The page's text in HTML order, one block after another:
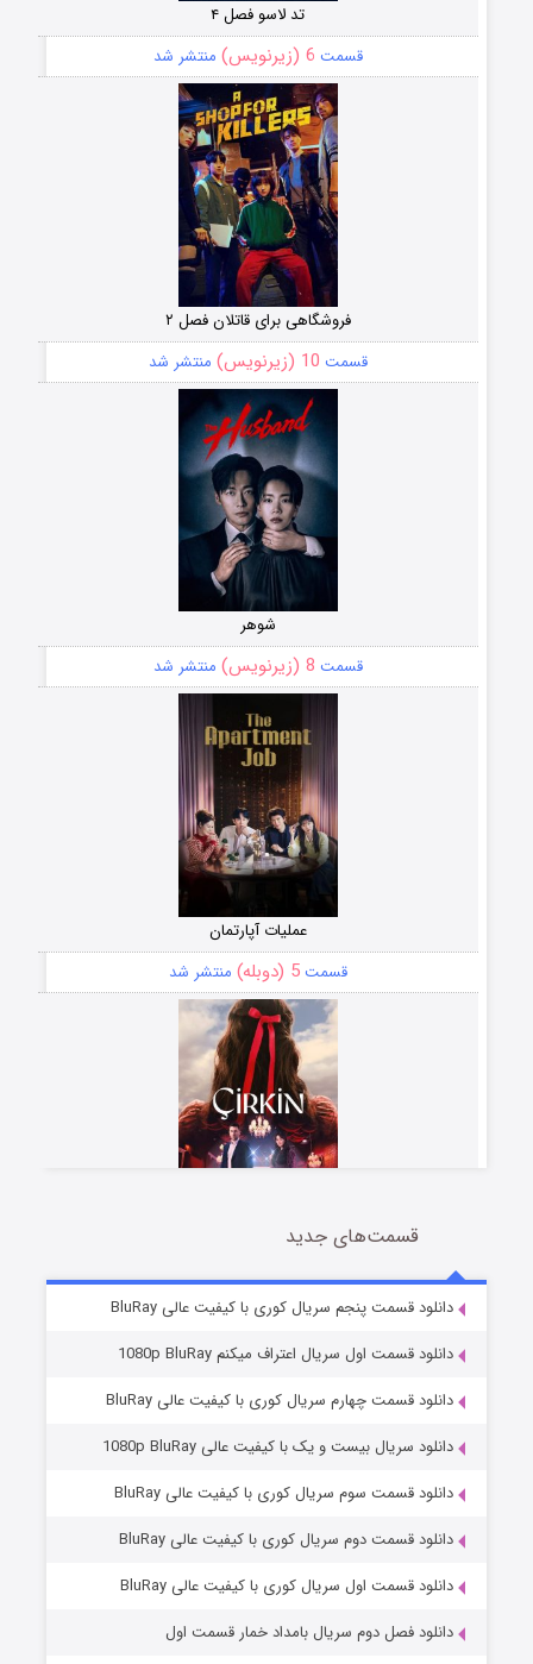
تد لاسو فصل ۴
قسمت 6 (زیرنویس) منتشر شد
فروشگاهی برای قاتلان فصل ۲
قسمت 10 (زیرنویس) منتشر شد
شوهر
قسمت 8 (زیرنویس) منتشر شد
عملیات آپارتمان
قسمت5 (دوبله) منتشر شد
سریال زشت
قسمت2 (زیرنویس) منتشر شد
مردگان متحرک: شهر مرده ۳
قسمت2 (زیرنویس) منتشر شد
قسمت‌های جدید
دانلود قسمت پنجم سریال کوری با کیفیت عالی BluRay
دانلود قسمت اول سریال اعتراف میکنم 1080p BluRay
دانلود قسمت چهارم سریال کوری با کیفیت عالی BluRay
دانلود سریال بیست و یک با کیفیت عالی 1080p BluRay
دانلود قسمت سوم سریال کوری با کیفیت عالی BluRay
دانلود قسمت دوم سریال کوری با کیفیت عالی BluRay
دانلود قسمت اول سریال کوری با کیفیت عالی BluRay
دانلود فصل دوم سریال بامداد خمار قسمت اول